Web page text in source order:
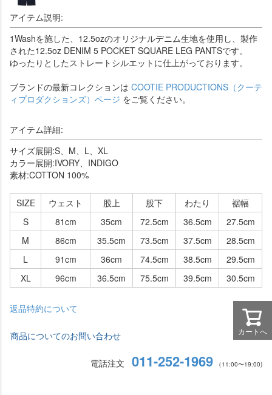
アイテム説明:
1Washを施した、12.5ozのオリジナルデニム生地を使用し、製作
された12.5oz DENIM 5 POCKET SQUARE LEG PANTSです。
ゆったりとしたストレートシルエットに仕上がっております。
ブランドの最新コレクションは COOTIE PRODUCTIONS（クーテ
ィプロダクションズ）ページ をご覧ください。
アイテム詳細:
サイズ展開:S、M、L、XL
カラー展開:IVORY、INDIGO
素材:COTTON 100%
SIZE ウェスト 股上 股下 わたり
裾幅
S
81cm 35cm 72.5cm 36.5cm
27.5cm
M
86cm 35.5cm 73.5cm 37.5cm
28.5cm
L
91cm 36cm 74.5cm 38.5cm
29.5cm
XL
96cm 36.5cm 75.5cm 39.5cm 30.5cm
返品特約について
商品についてのお問い合わせ
電話注文 011-252-1969 （11:00〜19:00)
カートへ